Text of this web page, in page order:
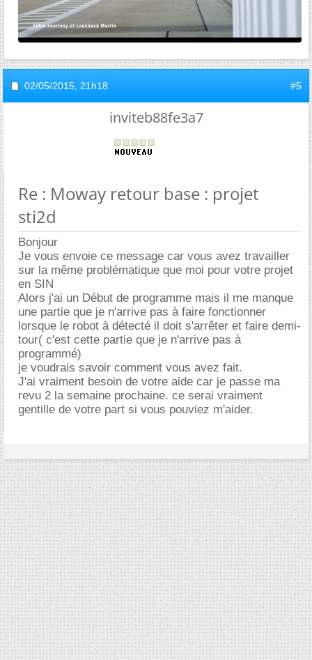
02/05/2015, 21h18 #5
inviteb88fe3a7
Re : Moway retour base : projet
sti2d
Bonjour
Je vous envoie ce message car vous avez travailler
sur la même problématique que moi pour votre projet
en SIN
Alors j'ai un Début de programme mais il me manque
une partie que je n'arrive pas à faire fonctionner
lorsque le robot à détecté il doit s'arrêter et faire demi-
tour( c'est cette partie que je n'arrive pas à
programmé)
je voudrais savoir comment vous avez fait.
J'ai vraiment besoin de votre aide car je passe ma
revu 2 la semaine prochaine. ce serai vraiment
gentille de votre part si vous pouviez m'aider.